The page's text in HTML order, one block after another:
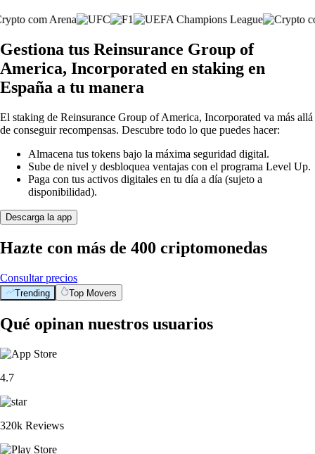
Gestiona tus Reinsurance Group of
America, Incorporated en staking en
España a tu manera
El staking de Reinsurance Group of America, Incorporated va más allá
de conseguir recompensas. Descubre todo lo que puedes hacer:
Almacena tus tokens bajo la máxima seguridad digital.
Sube de nivel y desbloquea ventajas con el programa Level Up.
Paga con tus activos digitales en tu día a día (sujeto a
disponibilidad).
Descarga la app
Hazte con más de 400 criptomonedas
Consultar precios
Trending Top Movers
Qué opinan nuestros usuarios
4.7
320k Reviews